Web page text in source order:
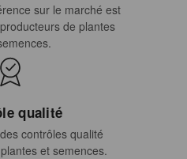
sur le marché est
de plantes
qualité
contrôles qualité
et semences.